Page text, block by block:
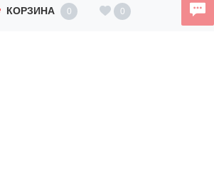
КОРЗИНА 0 0